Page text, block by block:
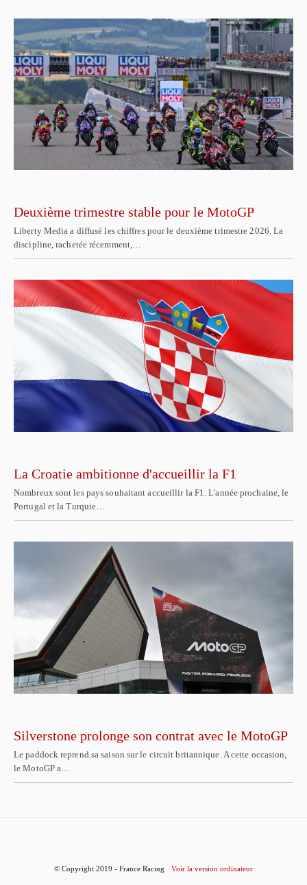
Deuxième trimestre stable pour le MotoGP
Liberty Media a diffusé les chiffres pour le deuxième trimestre 2026. La
discipline, rachetée récemment,…
La Croatie ambitionne d'accueillir la F1
Nombreux sont les pays souhaitant accueillir la F1. L'année prochaine, le
Portugal et la Turquie…
Silverstone prolonge son contrat avec le MotoGP
Le paddock reprend sa saison sur le circuit britannique. A cette occasion,
le MotoGP a…
© Copyright 2019 - France Racing Voir la version ordinateur